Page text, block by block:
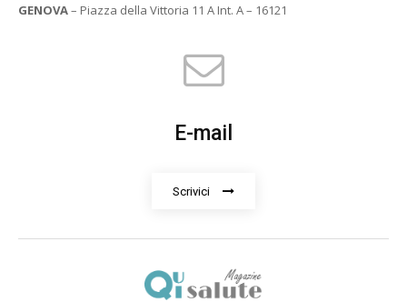
GENOVA– Piazza della Vittoria 11 A Int. A – 16121
E-mail
Scrivici